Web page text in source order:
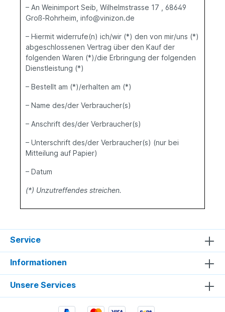
– An Weinimport Seib, Wilhelmstrasse 17 , 68649
Groß-Rohrheim, info@vinizon.de
– Hiermit widerrufe(n) ich/wir (*) den von mir/uns (*)
abgeschlossenen Vertrag über den Kauf der
folgenden Waren (*)/die Erbringung der folgenden
Dienstleistung (*)
– Bestellt am (*)/erhalten am (*)
– Name des/der Verbraucher(s)
– Anschrift des/der Verbraucher(s)
– Unterschrift des/der Verbraucher(s) (nur bei
Mitteilung auf Papier)
– Datum
(*) Unzutreffendes streichen.
Service
Informationen
Unsere Services